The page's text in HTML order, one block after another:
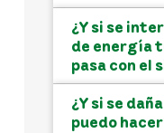
¿Y si se
de energía
pasa con el
¿Y si se
puedo